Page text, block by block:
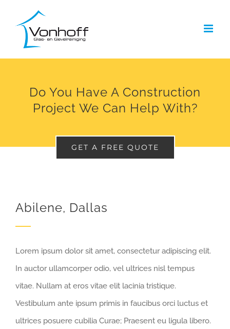
Do You Have A Construction
Project We Can Help With?
GET A FREE QUOTE
Abilene, Dallas
Lorem ipsum dolor sit amet, consectetur adipiscing elit.
In auctor ullamcorper odio, vel ultrices nisl tempus
vitae. Nullam at eros vitae elit lacinia tristique.
Vestibulum ante ipsum primis in faucibus orci luctus et
ultrices posuere cubilia Curae; Praesent eu ligula libero.